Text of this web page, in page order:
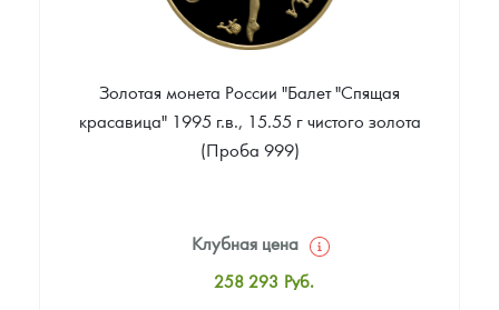
Золотая монета России "Балет "Спящая
красавица" 1995 г.в., 15.55 г чистого золота
(Проба 999)
Клубная цена
258 293 Руб.